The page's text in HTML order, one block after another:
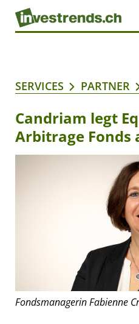
SERVICES PARTNER
Candriam legt
Arbitrage Fonds
Fondsmanagerin Fabienne